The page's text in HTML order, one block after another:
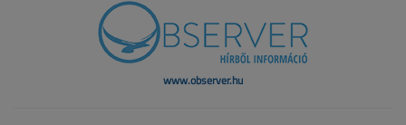
www.observer.hu